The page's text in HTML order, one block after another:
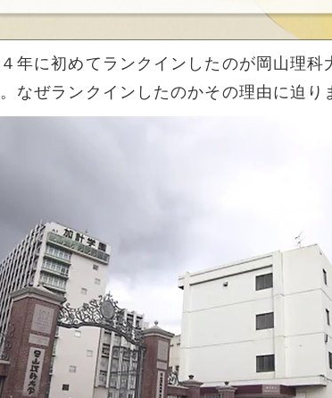
年に初めてランクインしたのが岡山理
なぜランクインしたのかその理由に迫り